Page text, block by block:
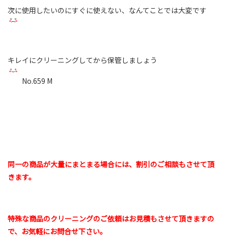
次に使用したいのにすぐに使えない、なんてことでは大変です
キレイにクリーニングしてから保管しましょう
No.659 M
同一の商品が大量にまとまる場合には、割引のご相談もさせて頂
きます。
特殊な商品のクリーニングのご依頼はお見積もさせて頂きますの
で、お気軽にお問合せ下さい。